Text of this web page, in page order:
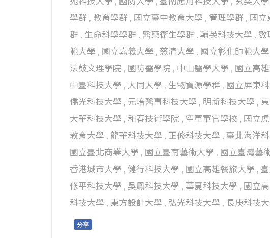
學群 , 教育學群 , 國立臺中教育大學 , 管理學群 , 國立
群 , 生命科學學群 , 醫藥衛生學群 , 輔英科技大學 , 數
範大學 , 國立嘉義大學 , 慈濟大學 , 國立彰化師範大學
法鼓文理學院 , 國防醫學院 , 中山醫學大學 , 國立高
中臺科技大學 , 大同大學 , 生物資源學群 , 國立屏東
僑光科技大學 , 元培醫事科技大學 , 明新科技大學 ,
大華科技大學 , 和春技術學院 , 空軍軍官學校 , 國立
教育大學 , 龍華科技大學 , 正修科技大學 , 臺北海洋
國立臺北商業大學 , 國立臺南藝術大學 , 國立臺灣藝
香港城市大學 , 健行科技大學 , 國立高雄餐旅大學 ,
修平科技大學 , 吳鳳科技大學 , 華夏科技大學 , 國立
科技大學 , 東方設計大學 , 弘光科技大學 , 長庚科技
分享